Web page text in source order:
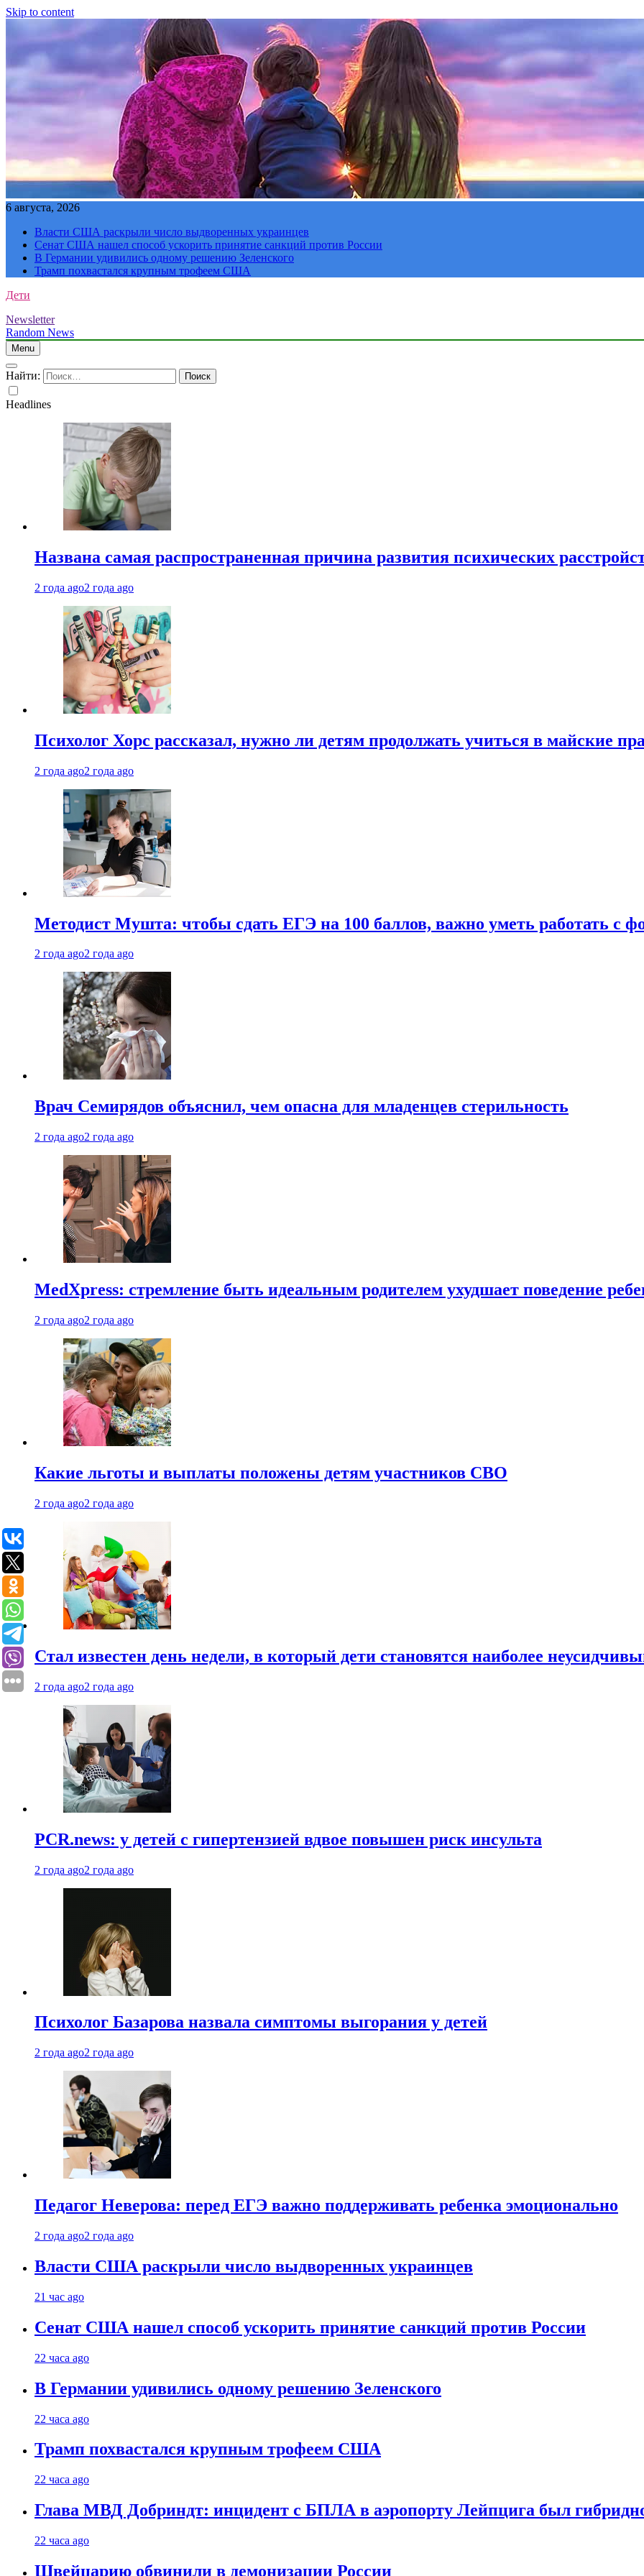
Skip to content
6 августа, 2026
Власти США раскрыли число выдворенных украинцев
Сенат США нашел способ ускорить принятие санкций против России
В Германии удивились одному решению Зеленского
Трамп похвастался крупным трофеем США
Дети
Newsletter
Random News
Menu
Найти:
Headlines
Названа самая распространенная причина развития психических
2 года ago2 года ago
Психолог Хорс рассказал, нужно ли детям продолжать учиться в майские
2 года ago2 года ago
Методист Мушта: чтобы сдать ЕГЭ на 100 баллов, важно уметь работать с
2 года ago2 года ago
Врач Семирядов объяснил, чем опасна для младенцев стерильность
2 года ago2 года ago
MedXpress: стремление быть идеальным родителем ухудшает поведение
2 года ago2 года ago
Какие льготы и выплаты положены детям участников СВО
2 года ago2 года ago
Стал известен день недели, в который дети становятся наиболее
2 года ago2 года ago
PCR.news: у детей с гипертензией вдвое повышен риск инсульта
2 года ago2 года ago
Психолог Базарова назвала симптомы выгорания у детей
2 года ago2 года ago
Педагог Неверова: перед ЕГЭ важно поддерживать ребенка эмоционально
2 года ago2 года ago
Власти США раскрыли число выдворенных украинцев
21 час ago
Сенат США нашел способ ускорить принятие санкций против России
22 часа ago
В Германии удивились одному решению Зеленского
22 часа ago
Трамп похвастался крупным трофеем США
22 часа ago
Глава МВД Добриндт: инцидент с БПЛА в аэропорту Лейпцига был
22 часа ago
Швейцарию обвинили в демонизации России